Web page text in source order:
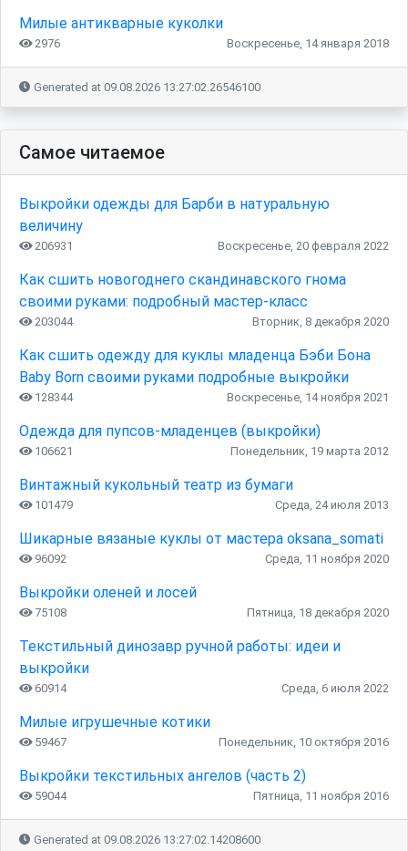
Милые антикварные куколки
2976 Воскресенье, 14 января 2018
Generated at 09.08.2026 13:27:02.26546100
Самое читаемое
Выкройки одежды для Барби в натуральную
величину
206931 Воскресенье, 20 февраля 2022
Как сшить новогоднего скандинавского гнома
своими руками: подробный мастер-класс
203044 Вторник, 8 декабря 2020
Как сшить одежду для куклы младенца Бэби Бона
Baby Born своими руками подробные выкройки
128344 Воскресенье, 14 ноября 2021
Одежда для пупсов-младенцев (выкройки)
106621 Понедельник, 19 марта 2012
Винтажный кукольный театр из бумаги
101479 Среда, 24 июля 2013
Шикарные вязаные куклы от мастера oksana_somati
96092 Среда, 11 ноября 2020
Выкройки оленей и лосей
75108 Пятница, 18 декабря 2020
Текстильный динозавр ручной работы: идеи и
выкройки
60914 Среда, 6 июля 2022
Милые игрушечные котики
59467 Понедельник, 10 октября 2016
Выкройки текстильных ангелов (часть 2)
59044 Пятница, 11 ноября 2016
Generated at 09.08.2026 13:27:02.14208600